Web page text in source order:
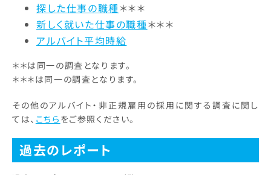
探した仕事の職種＊＊＊
新しく就いた仕事の職種＊＊＊
アルバイト平均時給
＊＊は同一の調査となります。
＊＊＊は同一の調査となります。
その他のアルバイト・非正規雇用の採用に関する調査に関し
ては、 こちら をご参照ください。
過去のレポート